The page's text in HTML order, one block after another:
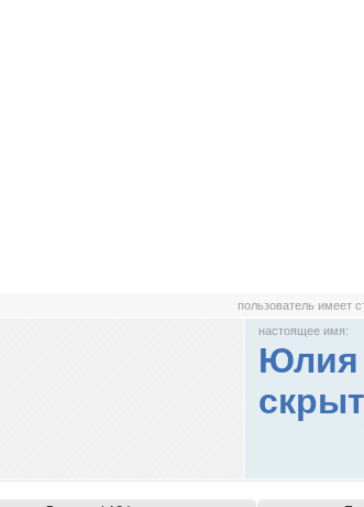
пользователь имеет
настоящее имя:
Юлия